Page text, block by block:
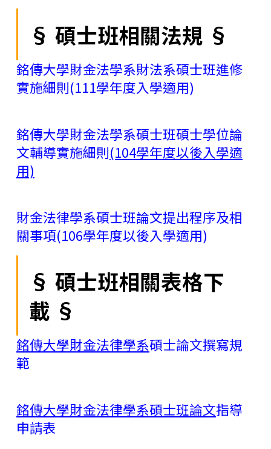
§ 碩士班相關法規 §
銘傳大學財金法學系財法系碩士班進修
實施細則(111學年度入學適用)
銘傳大學財金法學系碩士班碩士學位論
文輔導實施細則(104學年度以後入學適
用)
財金法律學系碩士班論文提出程序及相
關事項(106學年度以後入學適用)
§ 碩士班相關表格下
載 §
銘傳大學財金法律學系碩士論文撰寫規
範
銘傳大學財金法律學系碩士班論文指導
申請表